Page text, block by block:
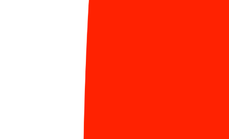
Chuẩn bị kỷ niệm 5 năm thành lập, Viblo sẽ tổ chức